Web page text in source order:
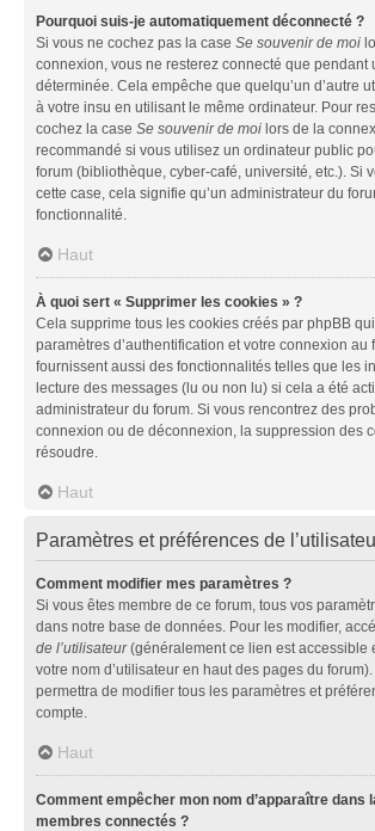
Pourquoi suis-je automatiquement déconnecté ?
Si vous ne cochez pas la case Se souvenir de moi
connexion, vous ne resterez connecté que pendant
déterminée. Cela empêche que quelqu’un d’autre
à votre insu en utilisant le même ordinateur. Pour
cochez la case Se souvenir de moi lors de la
recommandé si vous utilisez un ordinateur public
forum (bibliothèque, cyber-café, université, etc.). Si
cette case, cela signifie qu’un administrateur du
fonctionnalité.
Haut
À quoi sert « Supprimer les cookies » ?
Cela supprime tous les cookies créés par phpBB
paramètres d’authentification et votre connexion au
fournissent aussi des fonctionnalités telles que les
lecture des messages (lu ou non lu) si cela a été
administrateur du forum. Si vous rencontrez des
connexion ou de déconnexion, la suppression des
résoudre.
Haut
Paramètres et préférences de
Comment modifier mes paramètres ?
Si vous êtes membre de ce forum, tous vos
dans notre base de données. Pour les modifier,
de l’utilisateur(généralement ce lien est accessible
votre nom d’utilisateur en haut des pages du
permettra de modifier tous les paramètres et
compte.
Haut
Comment empêcher mon nom d’apparaître dans
membres connectés ?